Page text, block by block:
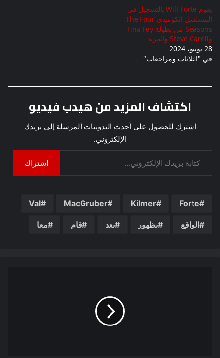
يقوم Will Forte بالتسجيل في
المسلسل الكوميدي The Four
Seasons من بطولة Tina Fey
وSteve Carell والمزيد
28 يونيو، 2024
في "اعلانات ومراجعات"
اكتشاف المزيد من هيدب فيديو
اشترك للحصول على أحدث التدوينات المرسلة إلى بريدك
الإلكتروني.
اشتراك
Forte
Kilmer
MacGruber
Val
الواقع بظهور بعد قام معا